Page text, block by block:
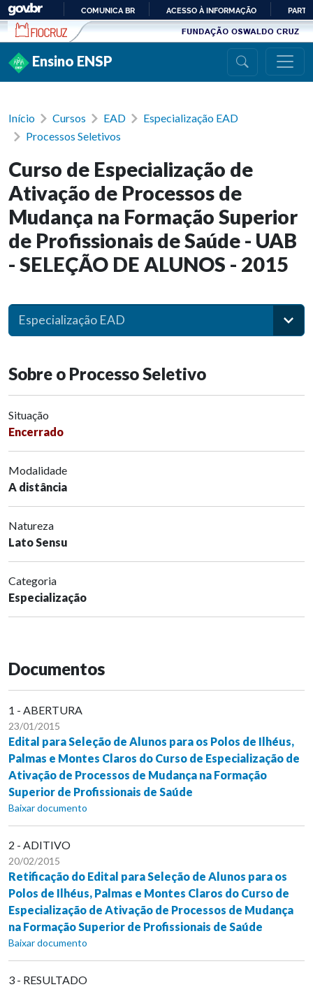
Ir para conteúdo
PARA
COMUNICA BR ACESSO À INFORMAÇÃO
Ensino ENSP
Início Cursos EAD
Especialização EAD
Processos Seletivos
Curso de Especialização de
Ativação de Processos de
Mudança na Formação Superior
de Profissionais de Saúde - UAB
- SELEÇÃO DE ALUNOS - 2015
Especialização EAD
Sobre o Processo Seletivo
Situação
Encerrado
Modalidade
A distância
Natureza
Lato Sensu
Categoria
Especialização
Documentos
1 - ABERTURA
23/01/2015
Edital para Seleção de Alunos para os Polos de Ilhéus,
Palmas e Montes Claros do Curso de Especialização de
Ativação de Processos de Mudança na Formação
Superior de Profissionais de Saúde
Baixar documento
2 - ADITIVO
20/02/2015
Retificação do Edital para Seleção de Alunos para os
Polos de Ilhéus, Palmas e Montes Claros do Curso de
Especialização de Ativação de Processos de Mudança
na Formação Superior de Profissionais de Saúde
Baixar documento
3 - RESULTADO